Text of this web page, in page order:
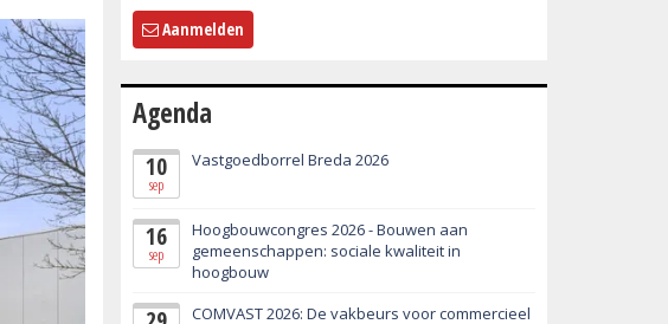
Aanmelden
Agenda
10
sep
Vastgoedborrel Breda 2026
16
sep
Hoogbouwcongres 2026 - Bouwen aan
gemeenschappen: sociale kwaliteit in
hoogbouw
COMVAST 2026: De vakbeurs voor commercieel